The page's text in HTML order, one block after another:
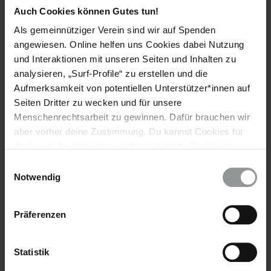
Auch Cookies können Gutes tun!
Als gemeinnütziger Verein sind wir auf Spenden
angewiesen. Online helfen uns Cookies dabei Nutzung
und Interaktionen mit unseren Seiten und Inhalten zu
analysieren, „Surf-Profile“ zu erstellen und die
Aufmerksamkeit von potentiellen Unterstützer*innen auf
Seiten Dritter zu wecken und für unsere
Menschenrechtsarbeit zu gewinnen. Dafür brauchen wir
aber vorher deine Zustimmung. Du kannst Cookies für
wieder ändern. Diesen Banner kannst Du über den Link
Notwendig
Präferenzen
Statistik
#BTW21: Klimagerechtigkeit jetzt!
Mehr Informationen zu unseren Forderungen für mehr
Klimagerechtigkeit findest du hier.